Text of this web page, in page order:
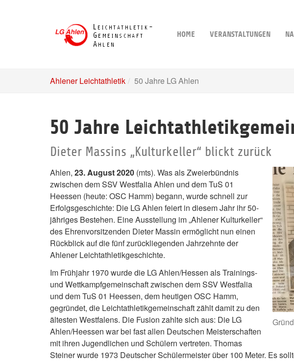
HOME VERANSTALTUNGEN
Ahlener Leichtathletik 50 Jahre LG Ahlen
50 Jahre
Dieter Massins „Kulturkeller“ blickt zurück
Ahlen, 23. August 2020 (mts). Was als Zweierbündnis
zwischen dem SSV Westfalia Ahlen und dem TuS 01
Heessen (heute: OSC Hamm) begann, wurde schnell zur
Erfolgsgeschichte: Die LG Ahlen feiert in diesem Jahr ihr 50-
jähriges Bestehen. Eine Ausstellung im „Ahlener Kulturkeller“
des Ehrenvorsitzenden Dieter Massin ermöglicht nun einen
Rückblick auf die fünf zurückliegenden Jahrzehnte der
Ahlener Leichtathletikgeschichte.
Im Frühjahr 1970 wurde die LG Ahlen/Hessen als Trainings-
und Wettkampfgemeinschaft zwischen dem SSV Westfalia
und dem TuS 01 Heessen, dem heutigen OSC Hamm,
gegründet, die Leichtathletikgemeinschaft zählt damit zu den
ältesten Westfalens. Die Fusion zahlte sich aus: Die LG
Ahlen/Heessen war bei fast allen Deutschen Meisterschaften
mit ihren Jugendlichen und Schülern vertreten. Thomas
Steiner wurde 1973 Deutscher Schülermeister über 100 Meter. Es